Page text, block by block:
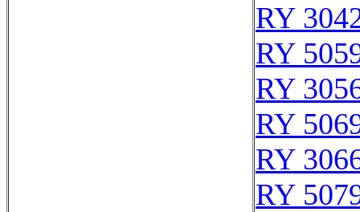
RY
RY
RY
RY
RY
RY